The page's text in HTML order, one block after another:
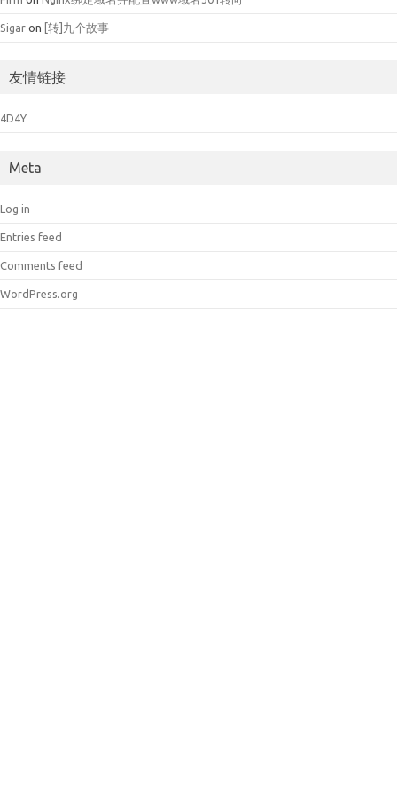
Sigar on [转]九个故事
友情链接
4D4Y
Meta
Log in
Entries feed
Comments feed
WordPress.org